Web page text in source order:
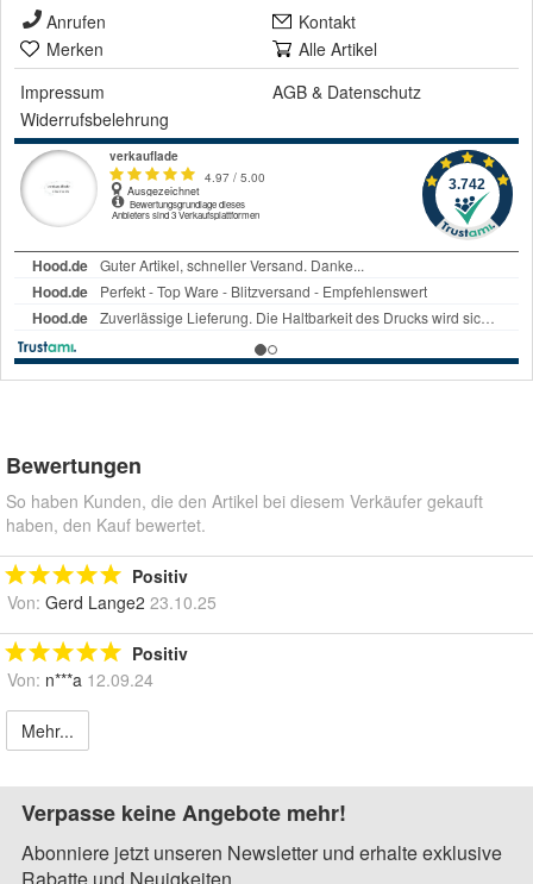
Anrufen
Kontakt
Merken
Alle Artikel
Impressum
AGB & Datenschutz
Widerrufsbelehrung
Bewertungen
So haben Kunden, die den Artikel bei diesem Verkäufer gekauft
haben, den Kauf bewertet.
Positiv
Von: Gerd Lange2 23.10.25
Positiv
Von: n***a 12.09.24
Mehr...
Verpasse keine Angebote mehr!
Abonniere jetzt unseren Newsletter und erhalte exklusive
Rabatte und Neuigkeiten.